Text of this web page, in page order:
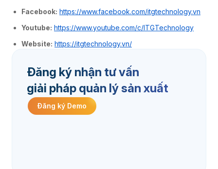
Facebook: https://www.facebook.com/itgtechnology.vn
Youtube: https://www.youtube.com/c/ITGTechnology
Website: https://itgtechnology.vn/
Đăng ký nhận tư vấn
giải pháp quản lý sản xuất
Đăng ký Demo